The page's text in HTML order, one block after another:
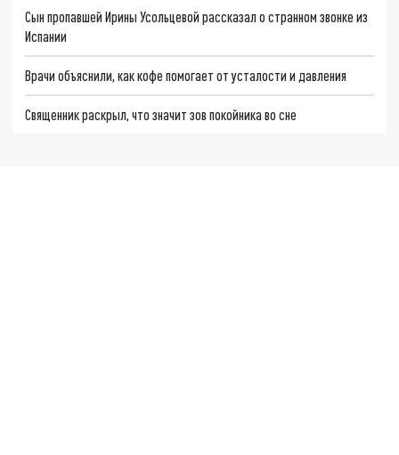
Сын пропавшей Ирины Усольцевой рассказал о странном звонке из
Испании
Врачи объяснили, как кофе помогает от усталости и давления
Священник раскрыл, что значит зов покойника во сне